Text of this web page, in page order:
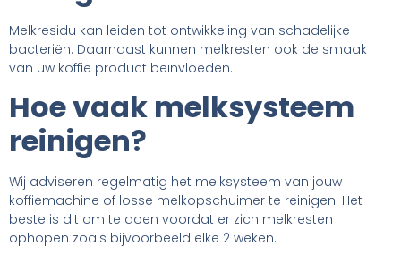
Melkresidu kan leiden tot ontwikkeling van schadelijke
bacteriën. Daarnaast kunnen melkresten ook de smaak
van uw koffie product beïnvloeden.
Hoe vaak melksysteem
reinigen?
Wij adviseren regelmatig het melksysteem van jouw
koffiemachine of losse melkopschuimer te reinigen. Het
beste is dit om te doen voordat er zich melkresten
ophopen zoals bijvoorbeeld elke 2 weken.